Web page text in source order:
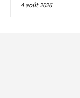
4 août 2026